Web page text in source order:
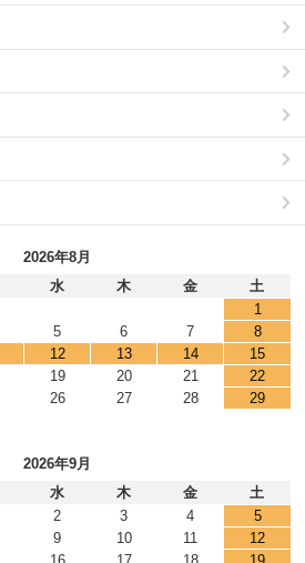
2026年8月
水 木 金
土
1
5 6 7
8
12 13 14
15
19 20 21
22
26 27 28
29
2026年9月
水 木 金
土
2 3 4
5
9 10 11
12